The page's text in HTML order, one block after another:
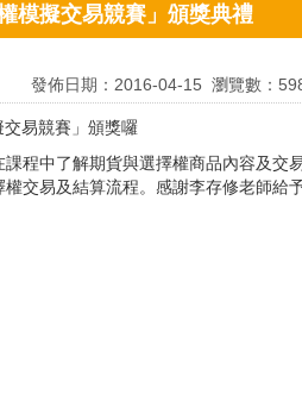
模擬交易競賽」頒獎典禮
發佈日期：2016-04-15 瀏覽數：
易競賽」頒獎囉
程中了解期貨與選擇權商品內容及交
交易及結算流程。感謝李存修老師給